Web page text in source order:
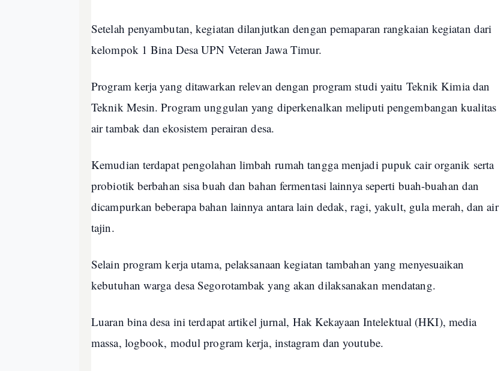
Setelah penyambutan, kegiatan dilanjutkan dengan pemaparan rangkaian kegiatan dari
kelompok 1 Bina Desa UPN Veteran Jawa Timur.
Program kerja yang ditawarkan relevan dengan program studi yaitu Teknik Kimia dan
Teknik Mesin. Program unggulan yang diperkenalkan meliputi pengembangan kualitas
air tambak dan ekosistem perairan desa.
Kemudian terdapat pengolahan limbah rumah tangga menjadi pupuk cair organik serta
probiotik berbahan sisa buah dan bahan fermentasi lainnya seperti buah-buahan dan
dicampurkan beberapa bahan lainnya antara lain dedak, ragi, yakult, gula merah, dan air
tajin.
Selain program kerja utama, pelaksanaan kegiatan tambahan yang menyesuaikan
kebutuhan warga desa Segorotambak yang akan dilaksanakan mendatang.
Luaran bina desa ini terdapat artikel jurnal, Hak Kekayaan Intelektual (HKI), media
massa, logbook, modul program kerja, instagram dan youtube.